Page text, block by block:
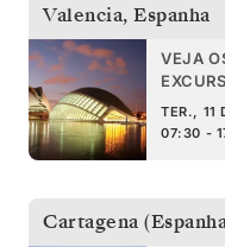
Valencia, Espanha
VEJA
TER., 11
07:30 -
Cartagena